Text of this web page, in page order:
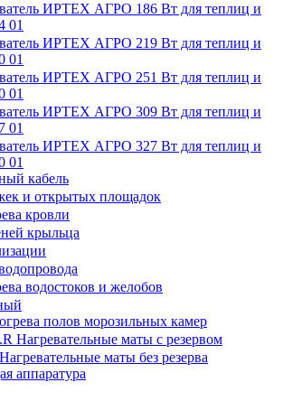
ИРТЕХ АГРО 186 Вт для теплиц и
01
ИРТЕХ АГРО 219 Вт для теплиц и
01
ИРТЕХ АГРО 251 Вт для теплиц и
01
ИРТЕХ АГРО 309 Вт для теплиц и
01
ИРТЕХ АГРО 327 Вт для теплиц и
01
кабель
и открытых площадок
кровли
крыльца
водостоков и желобов
полов морозильных камер
Нагревательные маты с резервом
маты без резерва
аппаратура